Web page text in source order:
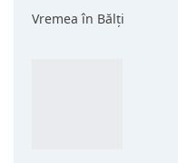
Vremea în Bălți